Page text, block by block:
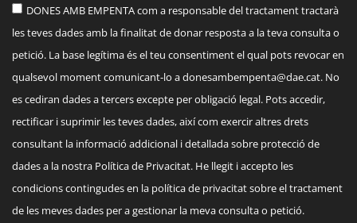
DONES AMB EMPENTA com a responsable del tractament tractarà
les teves dades amb la finalitat de donar resposta a la teva consulta o
petició. La base legítima és el teu consentiment el qual pots revocar en
qualsevol moment comunicant-lo adonesambempenta@dae.cat. No
es cediran dades a tercers excepte per obligació legal. Pots accedir,
rectificar i suprimir les teves dades, així com exercir altres drets
consultant la informació addicional i detallada sobre protecció de
dades a la nostra Política de Privacitat. He llegit i accepto les
condicions contingudes en la política de privacitat sobre el tractament
de les meves dades per a gestionar la meva consulta o petició.